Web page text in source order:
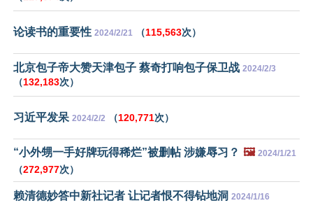
论读书的重要性 2024/2/21 （115,563次）
北京包子帝大赞天津包子 蔡奇打响包子保卫战 2024/2/3
（132,183次）
习近平发呆 2024/2/2 （120,771次）
“小外甥一手好牌玩得稀烂”被删帖 涉嫌辱习？ 🖼️ 2024/1/21
（272,977次）
赖清德妙答中新社记者 让记者恨不得钻地洞 2024/1/16